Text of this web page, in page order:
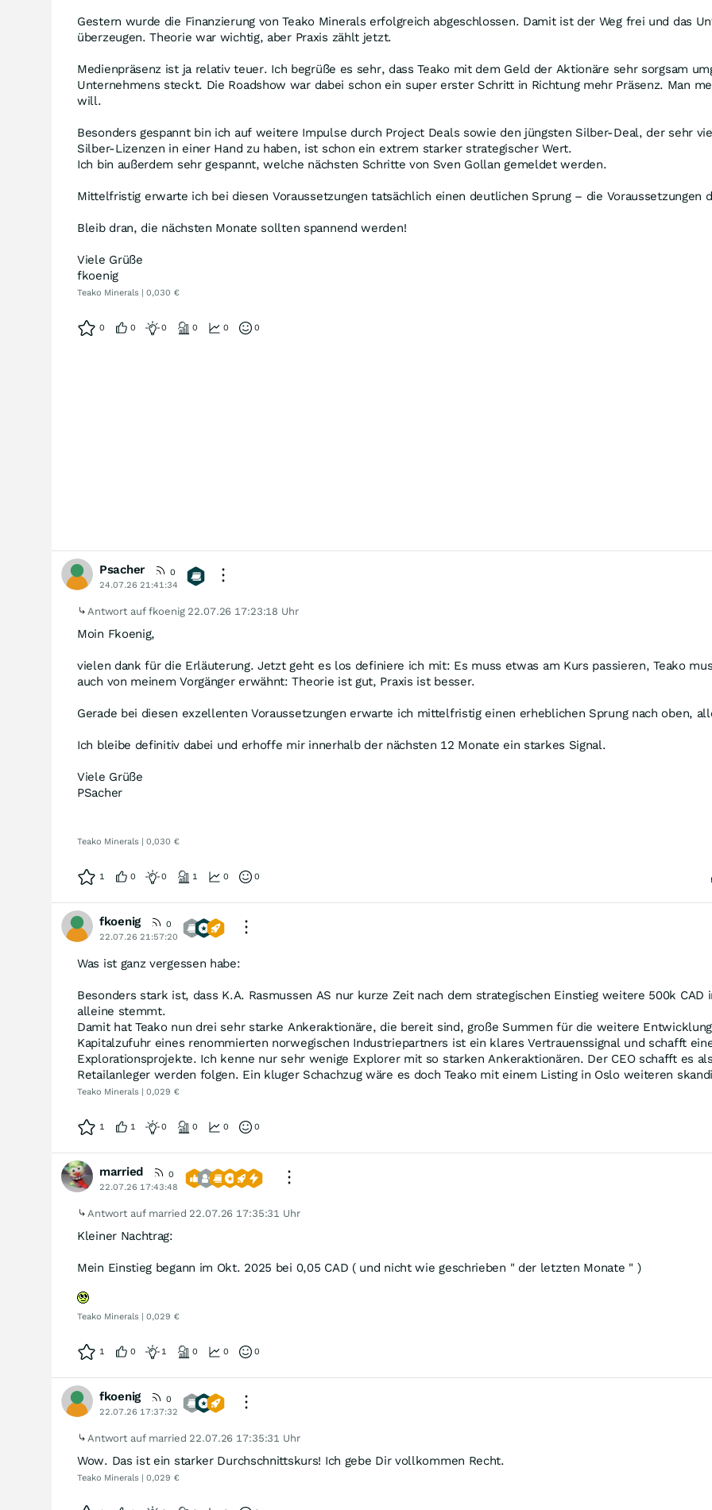
Gestern wurde die Finanzierung von Teako Minerals erfolgreich abgeschlossen. Damit ist der Weg frei und das
überzeugen. Theorie war wichtig, aber Praxis zählt jetzt.
Medienpräsenz ist ja relativ teuer. Ich begrüße es sehr, dass Teako mit dem Geld der Aktionäre sehr sorgsam
Unternehmens steckt. Die Roadshow war dabei schon ein super erster Schritt in Richtung mehr Präsenz. Man
will.
Besonders gespannt bin ich auf weitere Impulse durch Project Deals sowie den jüngsten Silber-Deal, der sehr
Silber-Lizenzen in einer Hand zu haben, ist schon ein extrem starker strategischer Wert.
Ich bin außerdem sehr gespannt, welche nächsten Schritte von Sven Gollan gemeldet werden.
Mittelfristig erwarte ich bei diesen Voraussetzungen tatsächlich einen deutlichen Sprung – die Voraussetzungen
Bleib dran, die nächsten Monate sollten spannend werden!
Viele Grüße
fkoenig
Teako Minerals | 0,030 €
0 0 0 0 0 0
Psacher
0
24.07.26 21:41:34
Antwort auf fkoenig 22.07.26 17:23:18 Uhr
Moin Fkoenig,
vielen dank für die Erläuterung. Jetzt geht es los definiere ich mit: Es muss etwas am Kurs passieren, Teako
auch von meinem Vorgänger erwähnt: Theorie ist gut, Praxis ist besser.
Gerade bei diesen exzellenten Voraussetzungen erwarte ich mittelfristig einen erheblichen Sprung nach oben,
Ich bleibe definitiv dabei und erhoffe mir innerhalb der nächsten 12 Monate ein starkes Signal.
Viele Grüße
PSacher
Teako Minerals | 0,030 €
1 0 0 1 0 0
fkoenig
0
22.07.26 21:57:20
Was ist ganz vergessen habe:
Besonders stark ist, dass K.A. Rasmussen AS nur kurze Zeit nach dem strategischen Einstieg weitere 500k
alleine stemmt.
Damit hat Teako nun drei sehr starke Ankeraktionäre, die bereit sind, große Summen für die weitere
Kapitalzufuhr eines renommierten norwegischen Industriepartners ist ein klares Vertrauenssignal und schafft
Explorationsprojekte. Ich kenne nur sehr wenige Explorer mit so starken Ankeraktionären. Der CEO schafft es
Retailanleger werden folgen. Ein kluger Schachzug wäre es doch Teako mit einem Listing in Oslo weiteren
Teako Minerals | 0,029 €
1 1 0 0 0 0
married
0
22.07.26 17:43:48
Antwort auf married 22.07.26 17:35:31 Uhr
Kleiner Nachtrag:
Mein Einstieg begann im Okt. 2025 bei 0,05 CAD ( und nicht wie geschrieben " der letzten Monate " )
Teako Minerals | 0,029 €
1 0 1 0 0 0
fkoenig
0
22.07.26 17:37:32
Antwort auf married 22.07.26 17:35:31 Uhr
Wow. Das ist ein starker Durchschnittskurs! Ich gebe Dir vollkommen Recht.
Teako Minerals | 0,029 €